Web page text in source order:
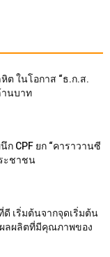
ต ในโอกาส “ธ.ก.ส.
านบาท
ก CPF ยก “คาราวานซี
ะชาชน
เริ่มต้นจากจุดเริ่มต้น
ลผลิตที่มีคุณภาพของ